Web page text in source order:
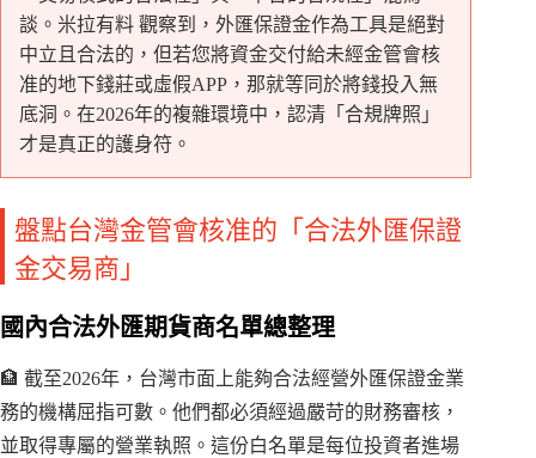
談。米拉有料 觀察到，外匯保證金作為工具是絕對
中立且合法的，但若您將資金交付給未經金管會核
准的地下錢莊或虛假APP，那就等同於將錢投入無
底洞。在2026年的複雜環境中，認清「合規牌照」
才是真正的護身符。
盤點台灣金管會核准的「合法外匯保證
金交易商」
國內合法外匯期貨商名單總整理
🏦 截至2026年，台灣市面上能夠合法經營外匯保證金業
務的機構屈指可數。他們都必須經過嚴苛的財務審核，
並取得專屬的營業執照。這份白名單是每位投資者進場